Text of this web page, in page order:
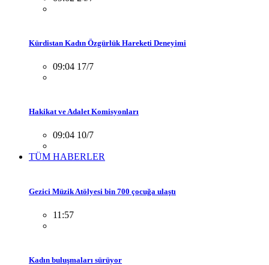
Kürdistan Kadın Özgürlük Hareketi Deneyimi
09:04 17/7
Hakikat ve Adalet Komisyonları
09:04 10/7
TÜM HABERLER
Gezici Müzik Atölyesi bin 700 çocuğa ulaştı
11:57
Kadın buluşmaları sürüyor